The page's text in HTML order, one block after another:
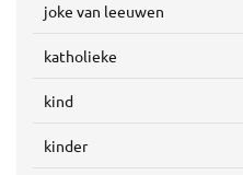
joke van leeuwen
katholieke
kind
kinder